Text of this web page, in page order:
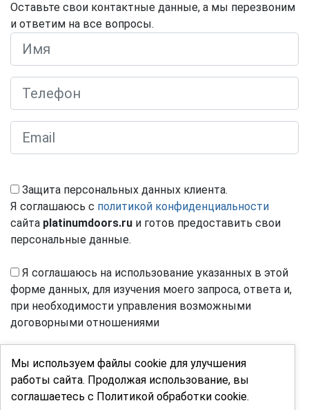
Оставьте свои контактные данные, а мы перезвоним
и ответим на все вопросы.
Защита персональных данных клиента.
Я соглашаюсь с политикой конфиденциальности
сайта platinumdoors.ru и готов предоставить свои
персональные данные.
Я соглашаюсь на использование указанных в этой
форме данных, для изучения моего запроса, ответа и,
при необходимости управления возможными
договорными отношениями
Мы используем файлы cookie для улучшения
работы сайта. Продолжая использование, вы
соглашаетесь с Политикой обработки cookie.